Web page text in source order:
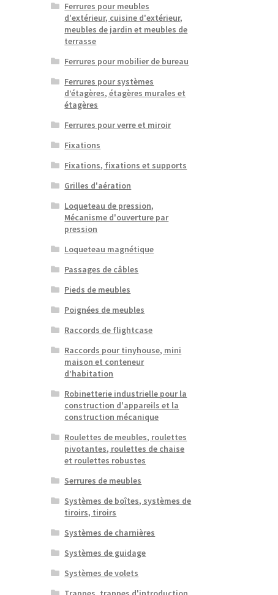
Ferrures pour meubles
d'extérieur, cuisine d'extérieur,
meubles de jardin et meubles de
terrasse
Ferrures pour mobilier de bureau
Ferrures pour systèmes
d’étagères, étagères murales et
étagères
Ferrures pour verre et miroir
Fixations
Fixations, fixations et supports
Grilles d'aération
Loqueteau de pression,
Mécanisme d'ouverture par
pression
Loqueteau magnétique
Passages de câbles
Pieds de meubles
Poignées de meubles
Raccords de flightcase
Raccords pour tinyhouse, mini
maison et conteneur
d’habitation
Robinetterie industrielle pour la
construction d'appareils et la
construction mécanique
Roulettes de meubles, roulettes
pivotantes, roulettes de chaise
et roulettes robustes
Serrures de meubles
Systèmes de boîtes, systèmes de
tiroirs, tiroirs
Systèmes de charnières
Systèmes de guidage
Systèmes de volets